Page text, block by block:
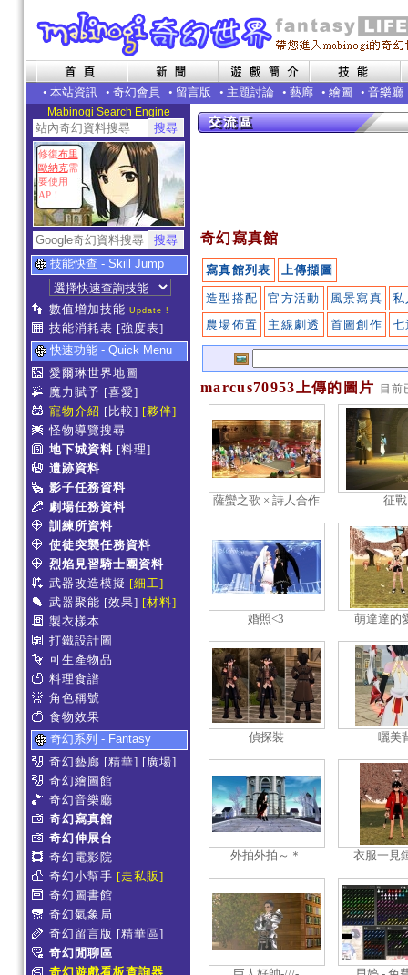
• 本站資訊 • 奇幻會員 • 留言版 • 主題討論 • 藝廊 • 繪圖 • 音樂廳
Mabinogi Search Engine
修復布里
歐納克需
要使用
AP！
技能快查 - Skill Jump
數值增加技能 Update !
技能消耗表 [強度表]
快速功能 - Quick Menu
愛爾琳世界地圖
魔力賦予 [喜愛]
寵物介紹 [比較] [夥伴]
怪物導覽搜尋
地下城資料 [料理]
遺跡資料
影子任務資料
劇場任務資料
訓練所資料
使徒突襲任務資料
烈焰見習騎士團資料
武器改造模擬 [細工]
武器聚能 [效果] [材料]
製衣樣本
打鐵設計圖
可生產物品
料理食譜
角色稱號
食物效果
奇幻系列 - Fantasy
奇幻藝廊 [精華] [廣場]
奇幻繪圖館
奇幻音樂廳
奇幻寫真館
奇幻伸展台
奇幻電影院
奇幻小幫手 [走私販]
奇幻圖書館
奇幻氣象局
奇幻留言版 [精華區]
奇幻閒聊區
奇幻遊戲看板查詢器
奇幻寫真館
寫真館列表 上傳擷圖
造型搭配 官方活動 風景寫真
私
農場佈置
主線劇透 首圖創作 七
marcus70953上傳的圖片 目
薩蠻之歌 × 詩人合作
征戰
婚照<3
萌達達的
偵探裝 曬美
外拍外拍～＊ 衣服一見